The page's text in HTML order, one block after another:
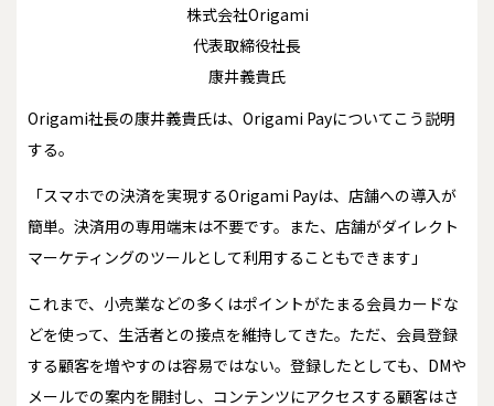
株式会社Origami
代表取締役社長
康井義貴氏
Origami社長の康井義貴氏は、Origami Payについてこう説明
する。
「スマホでの決済を実現するOrigami Payは、店舗への導入が
簡単。決済用の専用端末は不要です。また、店舗がダイレクト
マーケティングのツールとして利用することもできます」
これまで、小売業などの多くはポイントがたまる会員カードな
どを使って、生活者との接点を維持してきた。ただ、会員登録
する顧客を増やすのは容易ではない。登録したとしても、DMや
メールでの案内を開封し、コンテンツにアクセスする顧客はさ